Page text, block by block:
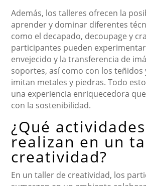
Además, los talleres ofrecen la
aprender y dominar diferentes
como el decapado, decoupage y
participantes pueden
envejecido y la transferencia de
soportes, así como con los teñidos
imitan metales y piedras. Todo
una experiencia enriquecedora
con la sostenibilidad.
¿Qué
realizan en un
creatividad?
En un taller de creatividad, los